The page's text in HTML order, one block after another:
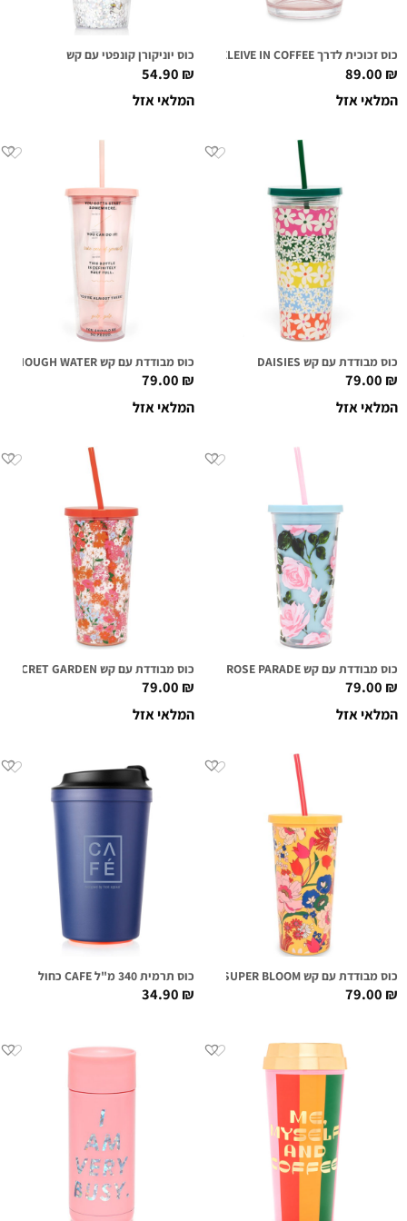
כוס זכוכית לדרך I BELEIVE IN COFFEE
89.00₪
המלאי אזל
כוס יוניקורן קונפטי עם קש
54.90₪
המלאי אזל
כוס מבודדת עם קש DAISIES
79.00₪
המלאי אזל
כוס מבודדת עם קש DRINKING ENOUGH WATER?
79.00₪
המלאי אזל
כוס מבודדת עם קש ROSE PARADE
79.00₪
המלאי אזל
כוס מבודדת עם קש SECRET GARDEN
79.00₪
המלאי אזל
כוס מבודדת עם קש SUNSHINE SUPER BLOOM
79.00₪
כוס תרמית 340 מ"ל CAFE כחול
34.90₪